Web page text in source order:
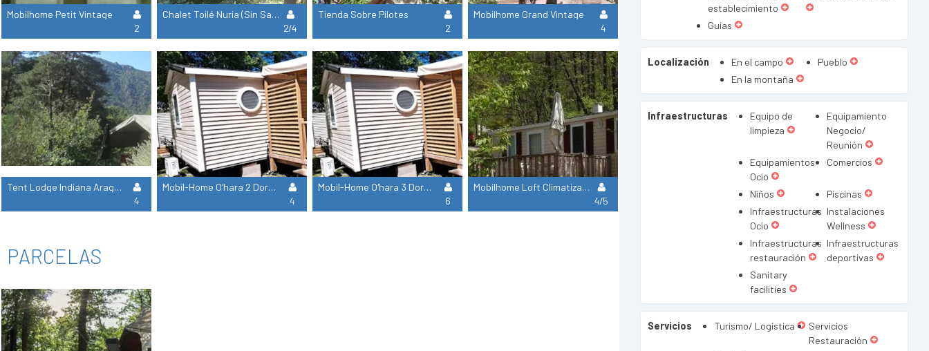
Mobilhome Petit Vintage
2
Chalet Toilé Nuria (Sin Sanitarios, Posibilidad Para 6 Personas Alquilando La Tienda Encaramada Canigou)
2/4
Tienda Sobre Pilotes
2
Mobilhome Grand Vintage
4
Tent Lodge Indiana Arago/Izards (Sin Instalaciones Sanitarias, Posibilidad De 6 Personas Alquilando La Tienda Encaramada)
4
Mobil-Home O'hara 2 Dormitorios Aire Acondicionado Y Terraza Cubierta
4
Mobil-Home O'hara 3 Dormitorios Aire Acondicionado Y Terraza Cubierta
6
Mobilhome Loft Climatizado Terraza Parasol
4/5
PARCELAS
establecimiento
Guías
Localización En el campo
Pueblo
En la montaña
Infraestructuras
Equipo de
limpieza
Equipamiento
Negocio/
Reunión
Equipamientos
Ocio
Comercios
Niños
Piscinas
Infraestructuras
Ocio
Instalaciones
Wellness
Infraestructuras
restauración
Infraestructuras
deportivas
Sanitary
facilities
Servicios Turismo/ Logística
Servicios
Restauración